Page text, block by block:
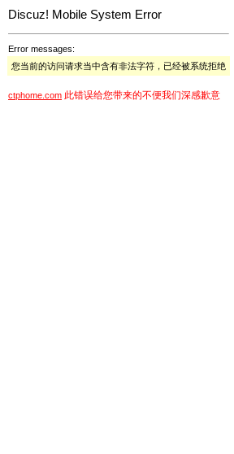
Discuz! Mobile System Error
Error messages:
您当前的访问请求当中含有非法字符，已经被系统拒绝
ctphome.com 此错误给您带来的不便我们深感歉意